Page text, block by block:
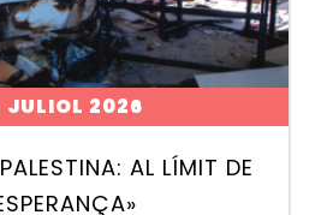
JULIOL 2026
AL LÍMIT DE